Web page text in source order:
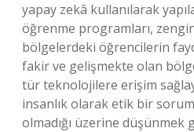
yapay zekâ kullanılarak
öğrenme programları,
bölgelerdeki öğrencilerin
fakir ve gelişmekte olan
tür teknolojilere erişim
insanlık olarak etik bir
olmadığı üzerine düşünmek